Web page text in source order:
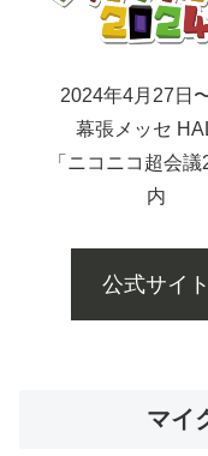
2024年4月27日
幕張メッセ
「ニコニコ超会議
内
公式サイト
マイ